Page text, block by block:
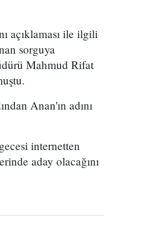
açıklaması ile ilgili
sorguya
Mahmud Rifat
Anan'ın adını
internetten
aday olacağını